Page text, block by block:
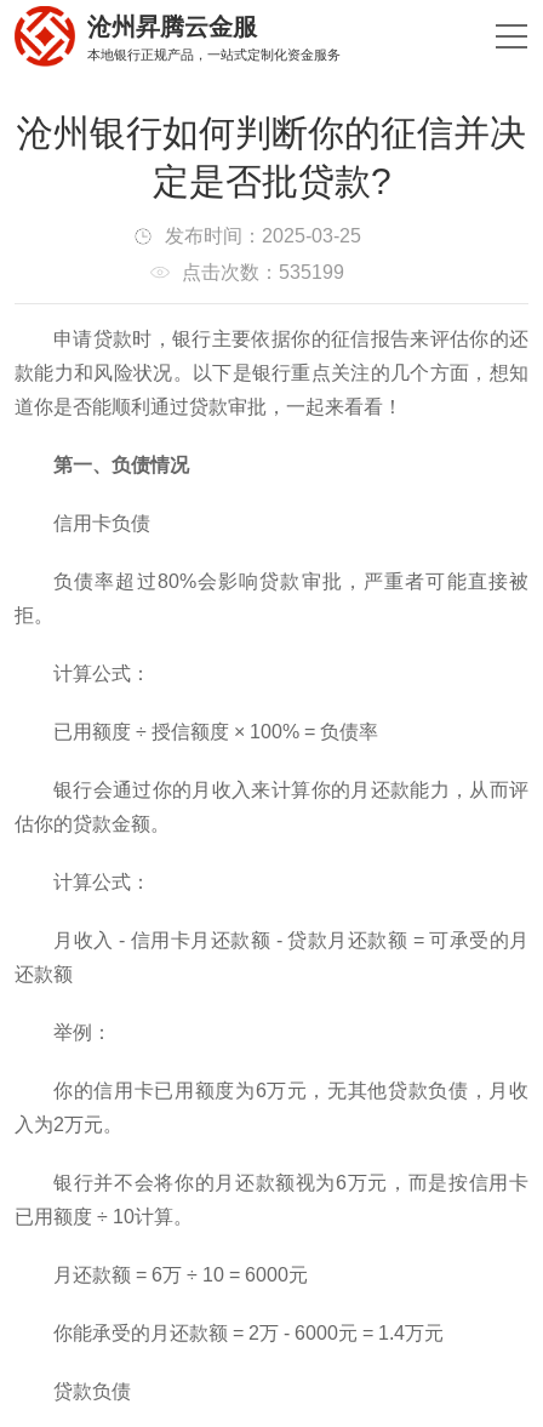
沧州昇腾云金服
本地银行正规产品，一站式定制化资金服务
沧州银行如何判断你的征信并决
定是否批贷款?
发布时间：2025-03-25
点击次数：535199
申请贷款时，银行主要依据你的征信报告来评估你的还
款能力和风险状况。以下是银行重点关注的几个方面，想知
道你是否能顺利通过贷款审批，一起来看看！
第一、负债情况
信用卡负债
负债率超过80%会影响贷款审批，严重者可能直接被
拒。
计算公式：
已用额度 ÷ 授信额度 × 100% = 负债率
银行会通过你的月收入来计算你的月还款能力，从而评
估你的贷款金额。
计算公式：
月收入 - 信用卡月还款额 - 贷款月还款额 = 可承受的月
还款额
举例：
你的信用卡已用额度为6万元，无其他贷款负债，月收
入为2万元。
银行并不会将你的月还款额视为6万元，而是按信用卡
已用额度 ÷ 10计算。
月还款额 = 6万 ÷ 10 = 6000元
你能承受的月还款额 = 2万 - 6000元 = 1.4万元
贷款负债